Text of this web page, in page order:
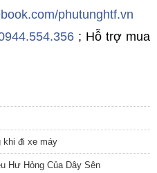
phutunghtf.vn
; Hỗ trợ mua
khi đi xe máy
Hư Hỏng Của Dây Sên